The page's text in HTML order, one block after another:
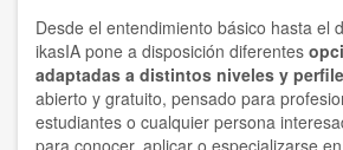
Desde el entendimiento básico hasta el
ikasIA pone a disposición diferentes
adaptadas a distintos niveles y
abierto y gratuito, pensado para
estudiantes o cualquier persona